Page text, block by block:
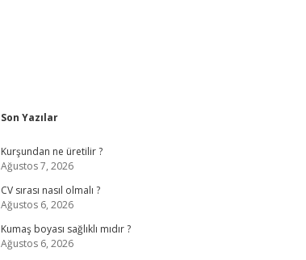
Sidebar
Son Yazılar
Kurşundan ne üretilir ?
Ağustos 7, 2026
CV sırası nasıl olmalı ?
Ağustos 6, 2026
Kumaş boyası sağlıklı mıdır ?
Ağustos 6, 2026